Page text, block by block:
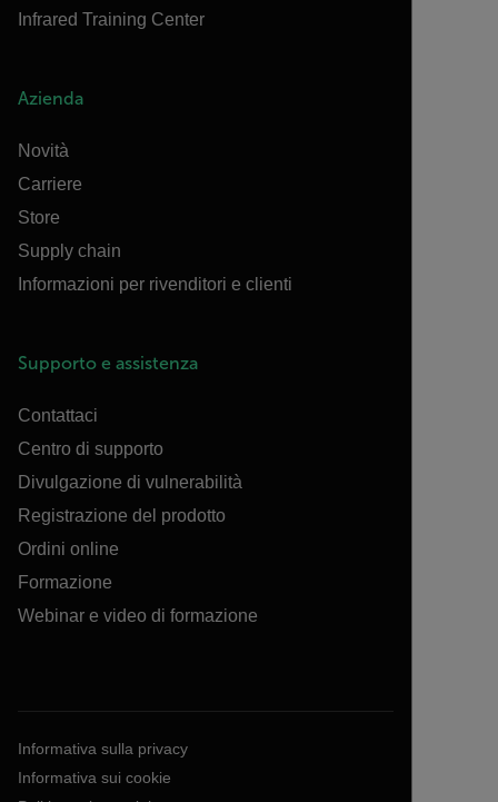
Infrared Training Center
Azienda
Novità
Carriere
Store
Supply chain
Informazioni per rivenditori e clienti
Supporto e assistenza
Contattaci
Centro di supporto
Divulgazione di vulnerabilità
Registrazione del prodotto
Ordini online
Formazione
Webinar e video di formazione
Informativa sulla privacy
Informativa sui cookie